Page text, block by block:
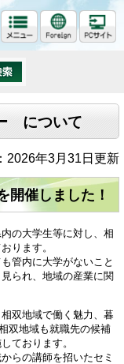
について
年3月31日更新
開催しました！
の大学生等に対し、相
ります。
管内に大学がないこと
られ、地域の産業に関
双地域で働く魅力、暮
双地域も就職先の候補
ております。
らの講師を招いたセミ